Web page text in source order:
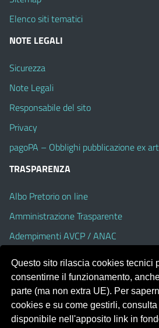
Elenco siti tematici
NOTE LEGALI
Sicurezza
Note Legali
Responsabile del sito
Privacy
pagoPA – Obblighi pubblicazione ex
TRASPARENZA
Albo Pretorio on line
Amministrazione Trasparente
Adempimenti AVCP / ANAC
Dichiarazione di accessibilità
Questo sito rilascia cookies tecnici
consentirne il funzionamento,
parte (ma non extra UE). Per
cookies e su come gestirli,
disponibile nell'apposito link in